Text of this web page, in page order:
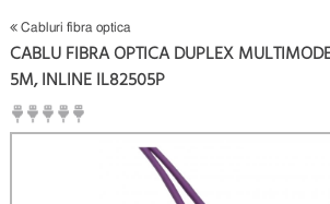
Cabluri fibra optica
CABLU FIBRA OPTICA DUPLEX
5M, INLINE IL82505P
(
Fii primul care scrie un review